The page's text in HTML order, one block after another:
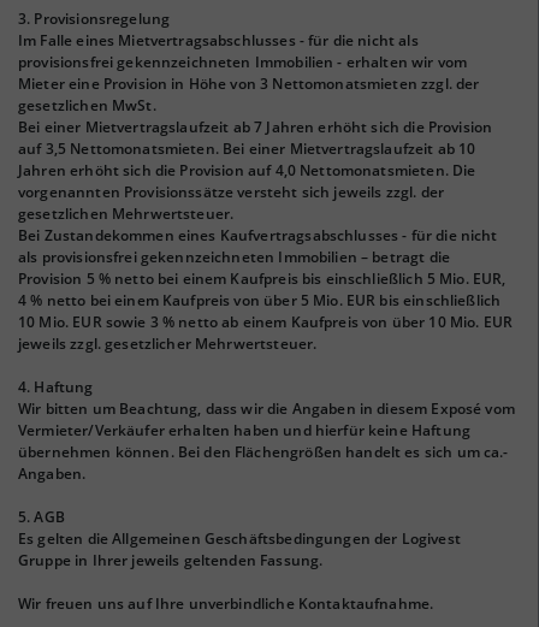
3. Provisionsregelung
Im Falle eines Mietvertragsabschlusses - für die nicht als
provisionsfrei gekennzeichneten Immobilien - erhalten wir vom
Mieter eine Provision in Höhe von 3 Nettomonatsmieten zzgl. der
gesetzlichen MwSt.
Bei einer Mietvertragslaufzeit ab 7 Jahren erhöht sich die Provision
auf 3,5 Nettomonatsmieten. Bei einer Mietvertragslaufzeit ab 10
Jahren erhöht sich die Provision auf 4,0 Nettomonatsmieten. Die
vorgenannten Provisionssätze versteht sich jeweils zzgl. der
gesetzlichen Mehrwertsteuer.
Bei Zustandekommen eines Kaufvertragsabschlusses - für die nicht
als provisionsfrei gekennzeichneten Immobilien – betragt die
Provision 5 % netto bei einem Kaufpreis bis einschließlich 5 Mio. EUR,
4 % netto bei einem Kaufpreis von über 5 Mio. EUR bis einschließlich
10 Mio. EUR sowie 3 % netto ab einem Kaufpreis von über 10 Mio. EUR
jeweils zzgl. gesetzlicher Mehrwertsteuer.
4. Haftung
Wir bitten um Beachtung, dass wir die Angaben in diesem Exposé vom
Vermieter/Verkäufer erhalten haben und hierfür keine Haftung
übernehmen können. Bei den Flächengrößen handelt es sich um ca.-
Angaben.
5. AGB
Es gelten die Allgemeinen Geschäftsbedingungen der Logivest
Gruppe in Ihrer jeweils geltenden Fassung.
Wir freuen uns auf Ihre unverbindliche Kontaktaufnahme.